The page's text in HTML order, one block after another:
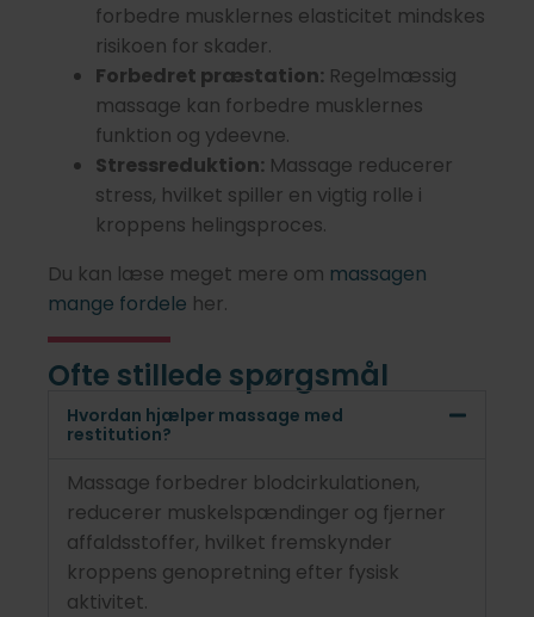
forbedre musklernes elasticitet mindskes
risikoen for skader.
Forbedret præstation: Regelmæssig
massage kan forbedre musklernes
funktion og ydeevne.
Stressreduktion: Massage reducerer
stress, hvilket spiller en vigtig rolle i
kroppens helingsproces.
Du kan læse meget mere om massagen
mange fordele her.
Ofte stillede spørgsmål
Hvordan hjælper massage med
restitution?
Massage forbedrer blodcirkulationen,
reducerer muskelspændinger og fjerner
affaldsstoffer, hvilket fremskynder
kroppens genopretning efter fysisk
aktivitet.